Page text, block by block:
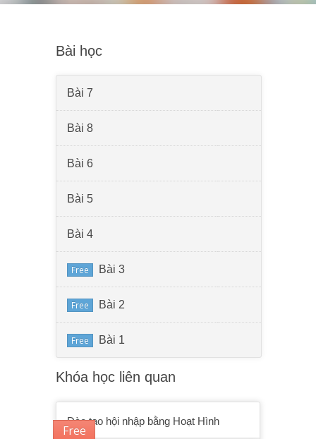
Bài học
Bài 7
Bài 8
Bài 6
Bài 5
Bài 4
Free Bài 3
Free Bài 2
Free Bài 1
Khóa học liên quan
Free
Đào tạo hội nhập bằng Hoạt Hình